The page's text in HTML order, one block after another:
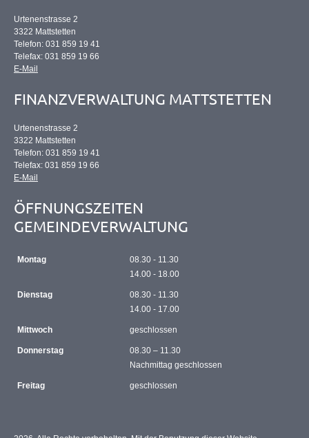
Urtenenstrasse 2
3322 Mattstetten
Telefon: 031 859 19 41
Telefax: 031 859 19 66
E-Mail
FINANZVERWALTUNG MATTSTETTEN
Urtenenstrasse 2
3322 Mattstetten
Telefon: 031 859 19 41
Telefax: 031 859 19 66
E-Mail
ÖFFNUNGSZEITEN
GEMEINDEVERWALTUNG
Montag
08.30 - 11.30
14.00 - 18.00
Dienstag
08.30 - 11.30
14.00 - 17.00
Mittwoch geschlossen
Donnerstag
08.30 – 11.30
Nachmittag geschlossen
Freitag geschlossen